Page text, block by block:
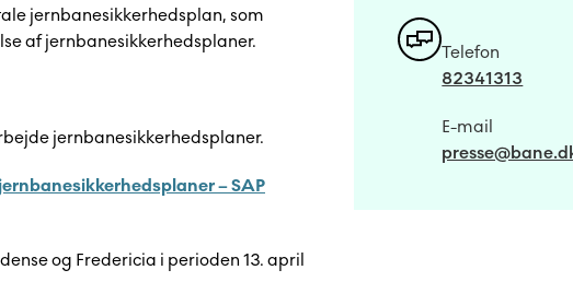
jernbanesikkerhedsplan, som
af jernbanesikkerhedsplaner.
jernbanesikkerhedsplaner.
– SAP
og Fredericia i perioden 13. april
Telefon
82341313
E-mail